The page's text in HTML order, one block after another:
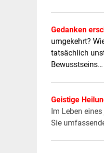
Gedanken
umgekehrt?
tatsächlich
Bewusstseins…
Geistige
Im Leben
Sie